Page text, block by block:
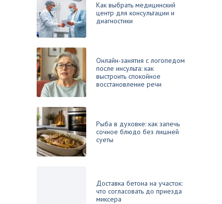
Как выбрать медицинский
центр для консультации и
диагностики
Онлайн-занятия с логопедом
после инсульта: как
выстроить спокойное
восстановление речи
Рыба в духовке: как запечь
сочное блюдо без лишней
суеты
Доставка бетона на участок:
что согласовать до приезда
миксера